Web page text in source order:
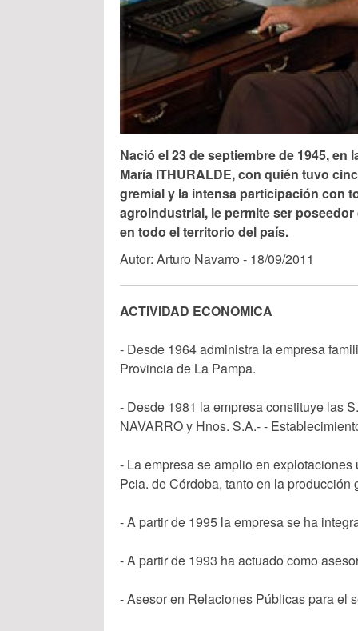
Nació el 23 de septiembre de 1945,
María ITHURALDE, con quién tuvo
gremial y la intensa participación con
agroindustrial, le permite ser
en todo el territorio del país.
Autor: Arturo Navarro - 18/09/2011
ACTIVIDAD ECONOMICA
- Desde 1964 administra la empresa
Provincia de La Pampa.
- Desde 1981 la empresa constituye las
NAVARRO y Hnos. S.A.- -
- La empresa se amplio en
Pcia. de Córdoba, tanto en la
- A partir de 1995 la empresa se ha
- A partir de 1993 ha actuado como
- Asesor en Relaciones Públicas para el